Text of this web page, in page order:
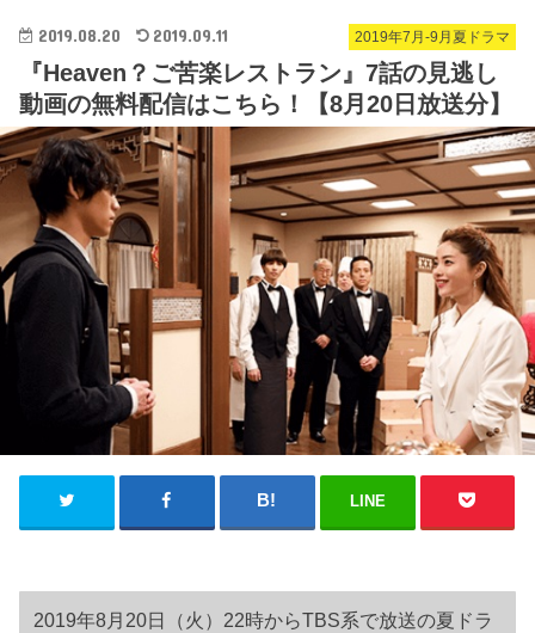
2019年7月-9月夏ドラマ
2019.08.20 2019.09.11
『Heaven？ご苦楽レストラン』7話の見逃し
動画の無料配信はこちら！【8月20日放送分】
LINE
2019年8月20日（火）22時からTBS系で放送の夏ドラ